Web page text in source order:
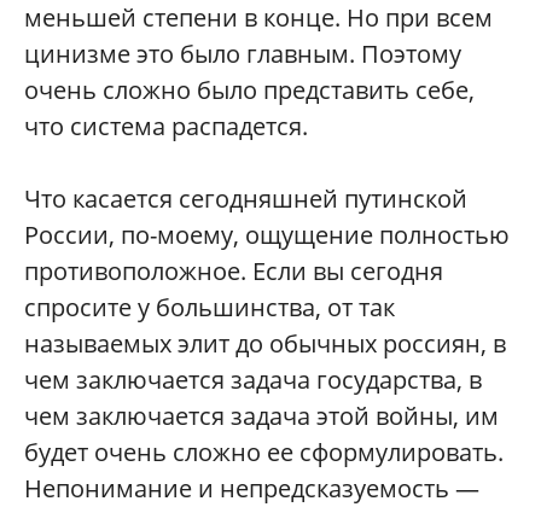
меньшей степени в конце. Но при всем
цинизме это было главным. Поэтому
очень сложно было представить себе,
что система распадется.
Что касается сегодняшней путинской
России, по-моему, ощущение полностью
противоположное. Если вы сегодня
спросите у большинства, от так
называемых элит до обычных россиян, в
чем заключается задача государства, в
чем заключается задача этой войны, им
будет очень сложно ее сформулировать.
Непонимание и непредсказуемость —